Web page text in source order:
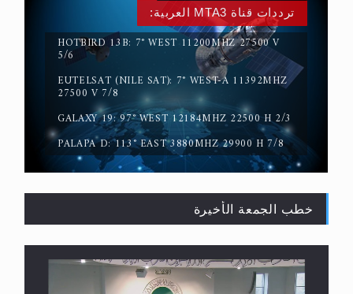
حقيقة المسيح الدجال
القرآن قاضٍ وحكمٌ على السنة ومهيمنٌ عليها.. ليس
ترددات قناة MTA3 العربية:
HOTBIRD 13B: 7° WEST 11200MHZ 27500 V
5/6
EUTELSAT (NILE SAT): 7° WEST-A 11392MHZ
27500 V 7/8
GALAXY 19: 97° WEST 12184MHZ 22500 H 2/3
PALAPA D: 113° EAST 3880MHZ 29900 H 7/8
خطب الجمعة الأخيرة